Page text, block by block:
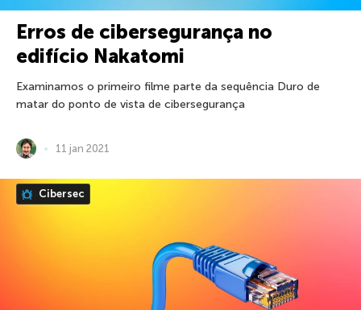
Erros de cibersegurança no
edifício Nakatomi
Examinamos o primeiro filme parte da sequência Duro de
matar do ponto de vista de cibersegurança
11 jan 2021
Cibersec